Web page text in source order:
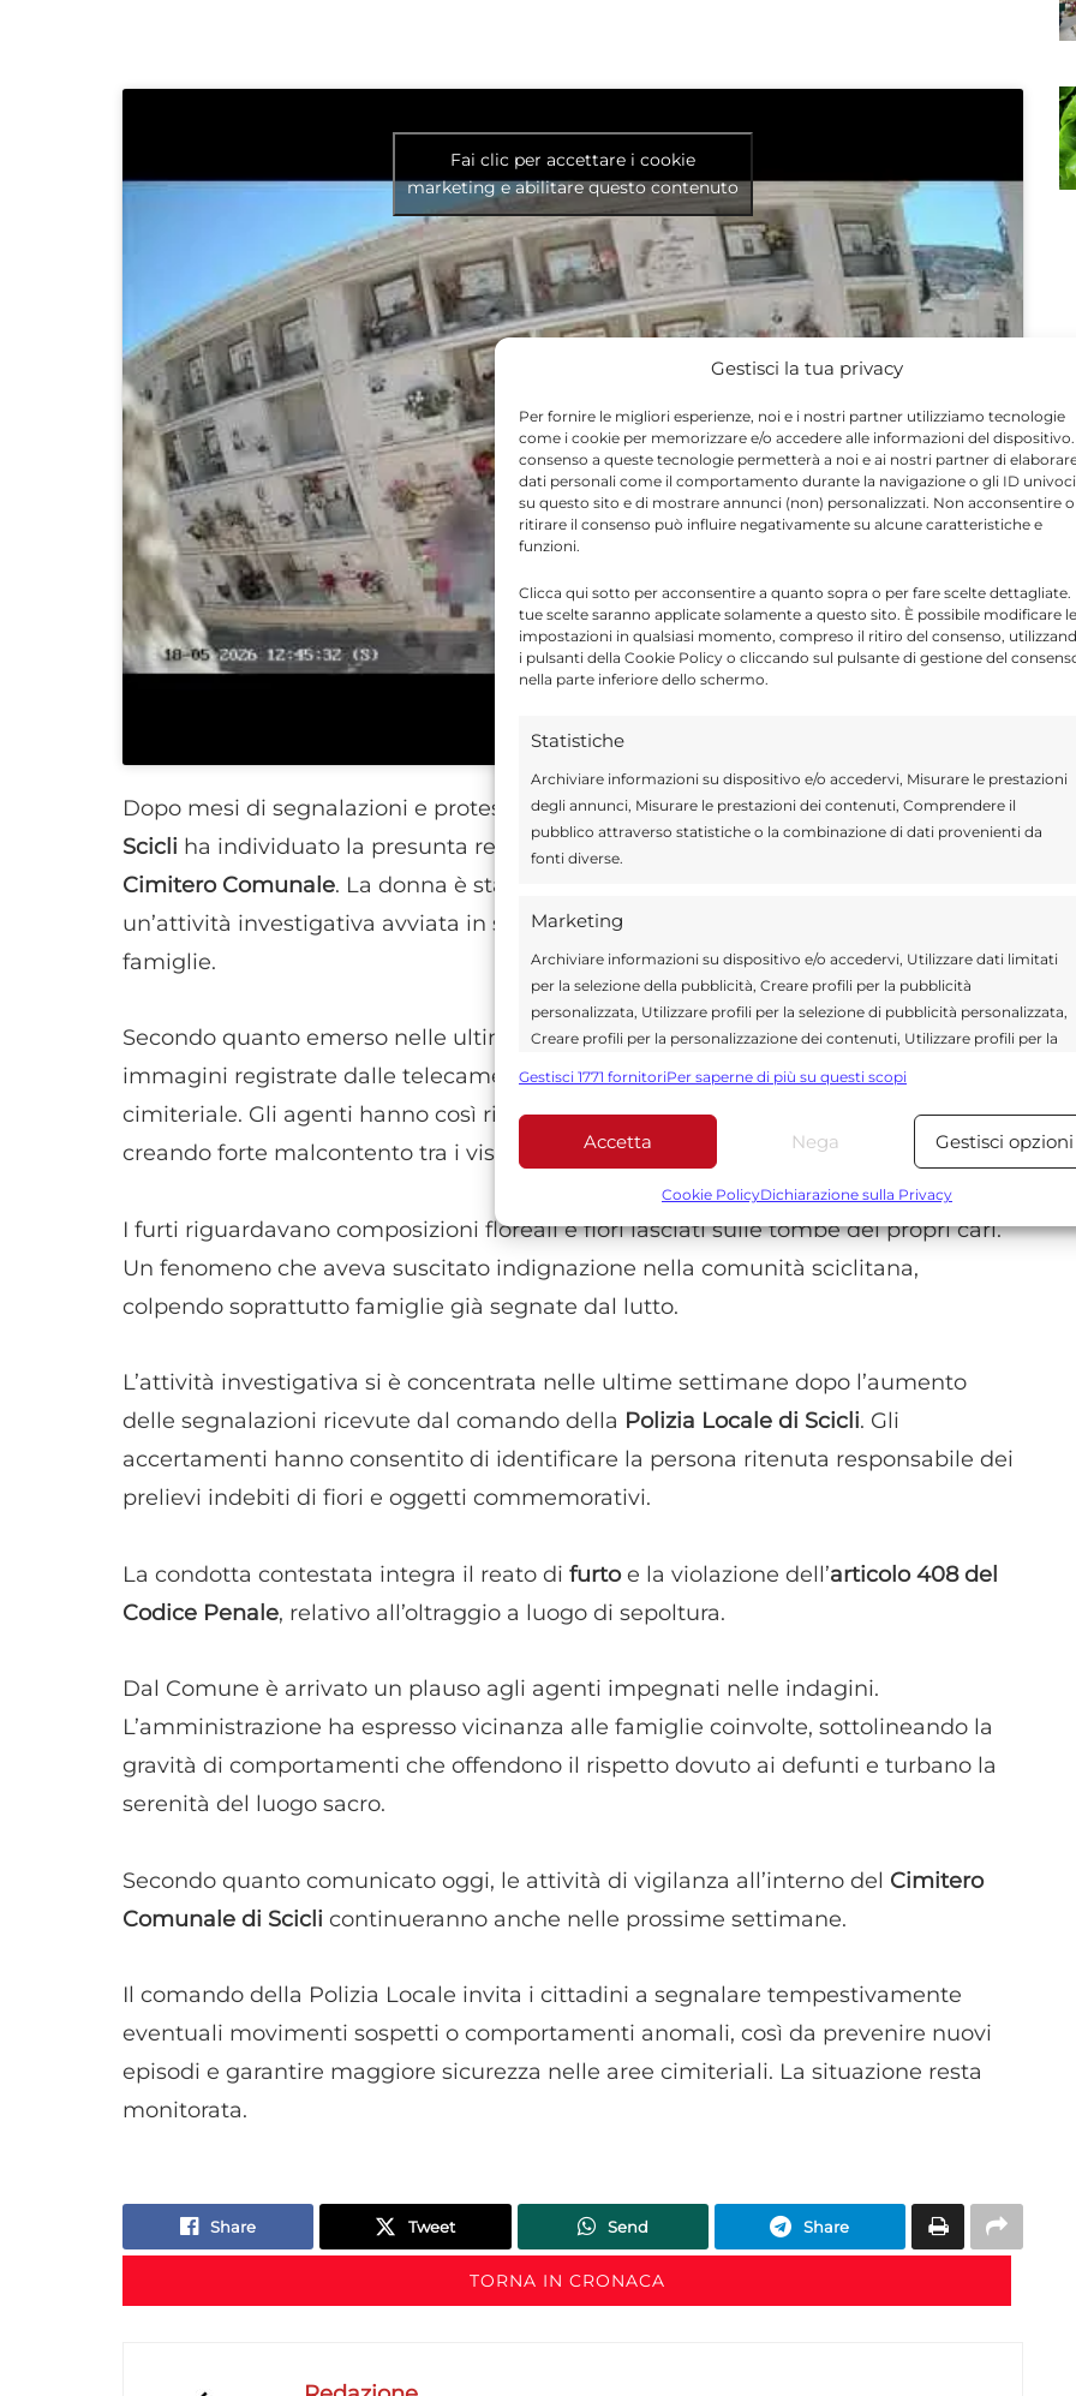
Gestisci la tua privacy
Per fornire le migliori esperienze, noi e i nostri partner utilizziamo tecnologie
come i cookie per memorizzare e/o accedere alle informazioni del
consenso a queste tecnologie permetterà a noi e ai nostri partner di
dati personali come il comportamento durante la navigazione o gli ID univoci
su questo sito e di mostrare annunci (non) personalizzati. Non acconsentire o
ritirare il consenso può influire negativamente su alcune caratteristiche e
funzioni.
Clicca qui sotto per acconsentire a quanto sopra o per fare scelte dettagliate.
tue scelte saranno applicate solamente a questo sito. È possibile modificare le
impostazioni in qualsiasi momento, compreso il ritiro del consenso,
i pulsanti della Cookie Policy o cliccando sul pulsante di gestione del
nella parte inferiore dello schermo.
Statistiche
Archiviare informazioni su dispositivo e/o accedervi, Misurare le prestazioni
degli annunci, Misurare le prestazioni dei contenuti, Comprendere il
pubblico attraverso statistiche o la combinazione di dati provenienti da
fonti diverse.
Marketing
Archiviare informazioni su dispositivo e/o accedervi, Utilizzare dati limitati
per la selezione della pubblicità, Creare profili per la pubblicità
personalizzata, Utilizzare profili per la selezione di pubblicità personalizzata,
Creare profili per la personalizzazione dei contenuti, Utilizzare profili per la
Utilizzare dati limitati per la selezione dei contenuti.
Funzionalità Sempre
Abbinare e combinare dati provenienti da altre fonti di dati,
Utilizzare dati di geolocalizzazione precisi, Riconoscere i
Garantire la sicurezza, prevenire e rilevare frodi,
correggere errori, Erogare e presentare
pubblicità e contenuto, Salvare e comunicare le
scelte sulla privacy.
Gestisci 1771 fornitoriPer saperne di più su questi scopi
Accetta Nega Gestisci opzioni
Cookie PolicyDichiarazione sulla Privacy
Fai clic per accettare i cookie
marketing e abilitare questo contenuto
Dopo mesi di segnalazioni e proteste da parte dei cittadini, laPolizia Locale di
Scicli ha individuato la presunta responsabile dei furti di fiori all’interno del
Cimitero Comunale. La donna è stata deferita all’
un’attività investigativa avviata in seguito alle denunce presentate da diverse
famiglie.
Secondo quanto emerso nelle ultime ore, determinanti sarebbero state le
immagini registrate dalle telecamere di videosorveglianza presenti nell’area
cimiteriale. Gli agenti hanno così ricostruito gli episodi che, da tempo, stavano
creando forte malcontento tra i visitatori del camposanto.
I furti riguardavano composizioni floreali e fiori lasciati sulle tombe dei propri cari.
Un fenomeno che aveva suscitato indignazione nella comunità sciclitana,
colpendo soprattutto famiglie già segnate dal lutto.
L’attività investigativa si è concentrata nelle ultime settimane dopo l’aumento
delle segnalazioni ricevute dal comando della Polizia Locale di Scicli. Gli
accertamenti hanno consentito di identificare la persona ritenuta responsabile dei
prelievi indebiti di fiori e oggetti commemorativi.
La condotta contestata integra il reato di furtoe la violazione dell’articolo 408 del
Codice Penale, relativo all’oltraggio a luogo di sepoltura.
Dal Comune è arrivato un plauso agli agenti impegnati nelle indagini.
L’amministrazione ha espresso vicinanza alle famiglie coinvolte, sottolineando la
gravità di comportamenti che offendono il rispetto dovuto ai defunti e turbano la
serenità del luogo sacro.
Secondo quanto comunicato oggi, le attività di vigilanza all’interno del Cimitero
Comunale di Scicli continueranno anche nelle prossime settimane.
Il comando della Polizia Locale invita i cittadini a segnalare tempestivamente
eventuali movimenti sospetti o comportamenti anomali, così da prevenire nuovi
episodi e garantire maggiore sicurezza nelle aree cimiteriali. La situazione resta
monitorata.
Share Tweet Send Share
TORNA IN CRONACA